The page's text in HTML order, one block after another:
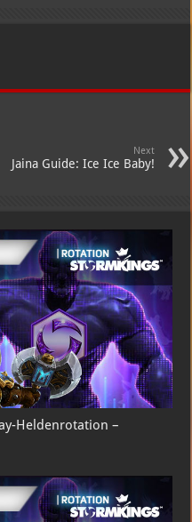
Next
Jaina Guide: Ice Ice Baby!
Heldenrotation –